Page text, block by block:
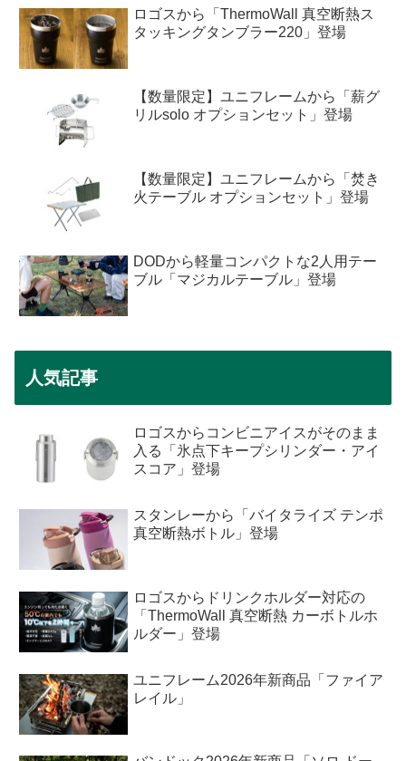
ロゴスから「ThermoWall 真空断熱ス
タッキングタンブラー220」登場
【数量限定】ユニフレームから「薪グ
リルsolo オプションセット」登場
【数量限定】ユニフレームから「焚き
火テーブル オプションセット」登場
DODから軽量コンパクトな2人用テー
ブル「マジカルテーブル」登場
人気記事
ロゴスからコンビニアイスがそのまま
入る「氷点下キープシリンダー・アイ
スコア」登場
スタンレーから「バイタライズ テンポ
真空断熱ボトル」登場
ロゴスからドリンクホルダー対応の
「ThermoWall 真空断熱 カーボトルホ
ルダー」登場
ユニフレーム2026年新商品「ファイア
レイル」